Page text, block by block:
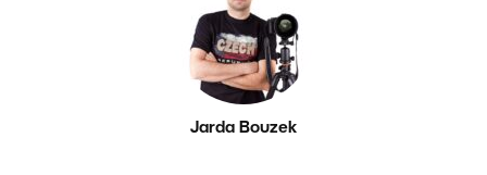
Jarda Bouzek